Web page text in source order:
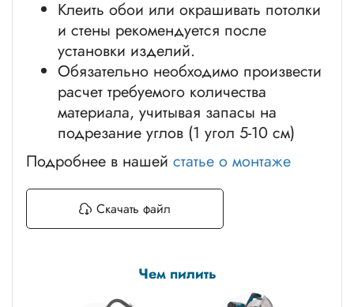
Клеить обои или окрашивать потолки
и стены рекомендуется после
установки изделий.
Обязательно необходимо произвести
расчет требуемого количества
материала, учитывая запасы на
подрезание углов (1 угол 5-10 см)
Подробнее в нашей статье о монтаже
Скачать файл
Чем пилить